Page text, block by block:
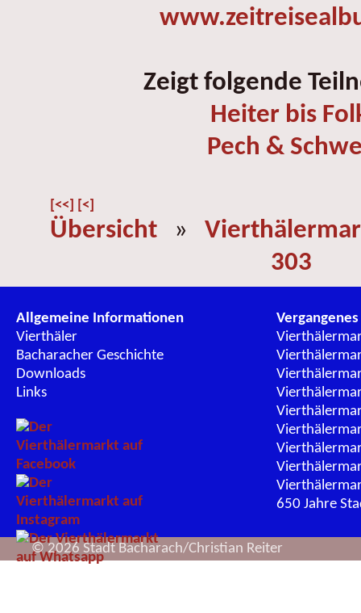
Zeigt folgende
Heiter bis
Pech &
[<<] [<]
Übersicht »
303
Allgemeine Informationen
Vierthäler
Bacharacher Geschichte
Downloads
Links
Vergangenes
650 Jahre
© 2026 Stadt Bacharach/Christian Reiter